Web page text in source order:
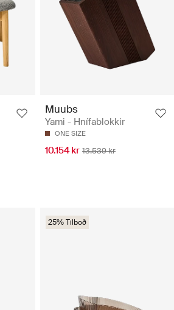
Muubs
Yami - Hnífablokkir
ONE SIZE
10.154 kr 13.539 kr
25% Tilboð